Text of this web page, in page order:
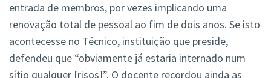
entrada de membros, por vezes implicando uma
renovação total de pessoal ao fim de dois anos. Se isto
acontecesse no Técnico, instituição que preside,
defendeu que “obviamente já estaria internado num
sítio qualquer [risos]”. O docente recordou ainda as